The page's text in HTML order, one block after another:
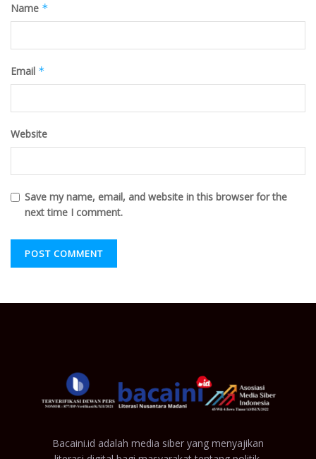
Name *
Email *
Website
Save my name, email, and website in this browser for the
next time I comment.
Bacaini.id adalah media siber yang menyajikan